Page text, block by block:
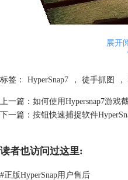
光标放在想要开始捕捉图像的地方
想要捕捉区域的范围，选择好范围
弹出的菜单中选择“结束捕捉”完成
展开
标签： HyperSnap7 ， 徒手抓图 ，
上一篇： 如何使用Hypersnap7游戏
下一篇： 按钮快速捕捉软件
读者也访问过这里:
#正版HyperSnap用户售后